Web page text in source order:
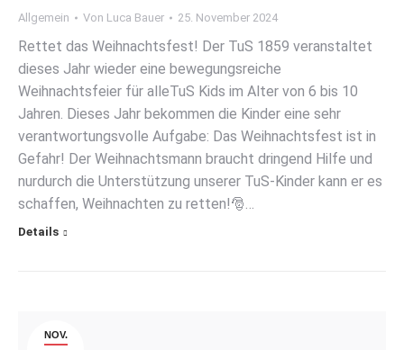
Allgemein Von Luca Bauer 25. November 2024
Rettet das Weihnachtsfest! Der TuS 1859 veranstaltet
dieses Jahr wieder eine bewegungsreiche
Weihnachtsfeier für alleTuS Kids im Alter von 6 bis 10
Jahren. Dieses Jahr bekommen die Kinder eine sehr
verantwortungsvolle Aufgabe: Das Weihnachtsfest ist in
Gefahr! Der Weihnachtsmann braucht dringend Hilfe und
nurdurch die Unterstützung unserer TuS-Kinder kann er es
schaffen, Weihnachten zu retten!🎅…
Details
NOV.